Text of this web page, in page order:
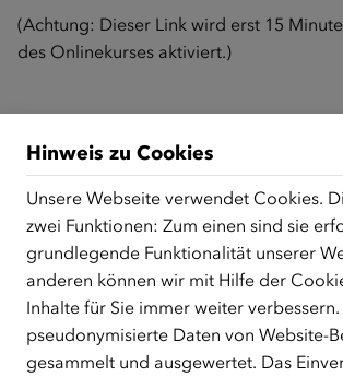
(Achtung: Dieser Link wird erst 15
des Onlinekurses aktiviert.)
ÜBER UNS
Der Österreichische Integrationsfonds (ÖIF)
Republik Österreich, der Flüchtlinge,
Schutzberechtigte, Vertriebene sowie
zentrale Anlaufstelle bei der Integration in
unterstützt.mehr
Hinweis zu Cookies
Unsere Webseite verwendet Cookies.
zwei Funktionen: Zum einen sind sie
grundlegende Funktionalität unserer
anderen können wir mit Hilfe der
Inhalte für Sie immer weiter
pseudonymisierte Daten von Website-
gesammelt und ausgewertet. Das